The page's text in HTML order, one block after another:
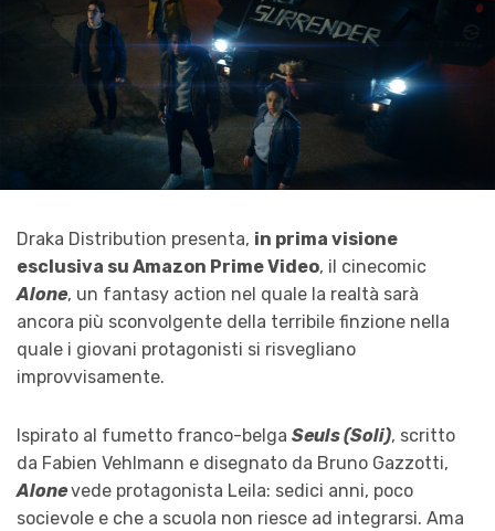
Draka Distribution presenta, in prima visione
esclusiva su Amazon Prime Video, il cinecomic
Alone, un fantasy action nel quale la realtà sarà
ancora più sconvolgente della terribile finzione nella
quale i giovani protagonisti si risvegliano
improvvisamente.
Ispirato al fumetto franco-belga Seuls (Soli), scritto
da Fabien Vehlmann e disegnato da Bruno Gazzotti,
Alonevede protagonista Leila: sedici anni, poco
socievole e che a scuola non riesce ad integrarsi. Ama